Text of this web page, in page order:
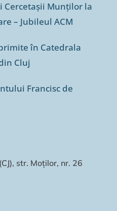
Cercetașii Munților la
– Jubileul ACM
în Catedrala
Cluj
Francisc de
str. Moților, nr. 26